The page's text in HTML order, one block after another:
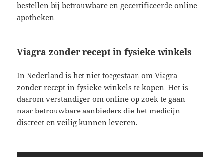
bestellen bij betrouwbare en gecertificeerde online
apotheken.
Viagra zonder recept in fysieke winkels
In Nederland is het niet toegestaan om Viagra
zonder recept in fysieke winkels te kopen. Het is
daarom verstandiger om online op zoek te gaan
naar betrouwbare aanbieders die het medicijn
discreet en veilig kunnen leveren.